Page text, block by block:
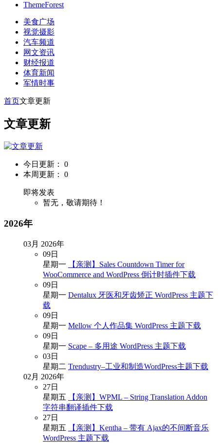
ThemeForest
美食广场
视觉摄影
汽车频道
网文资讯
财经报道
体育新闻
军情时事
首页文章更新
文章更新
今日更新： 0
本周更新： 0
即将发表
暂无，敬请期待！
2026年
03月 2026年
09日
星期一
【亲测】Sales Countdown Timer for
WooCommerce and WordPress 倒计时插件下载
09日
星期一 Dentalux 牙医和牙齿矫正 WordPress 主题下
载
09日
星期一 Mellow 个人作品集 WordPress 主题下载
09日
星期一 Scape – 多用途 WordPress 主题下载
03日
星期二 Trendustry–工业和制造WordPress主题下载
02月 2026年
27日
星期五
【亲测】WPML – String Translation Addon
字符串翻译插件下载
27日
星期五
【亲测】Kentha – 带有 Ajax的不间断音乐
WordPress 主题下载